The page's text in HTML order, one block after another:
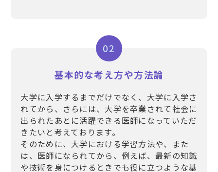
02
基本的な考え方や方法論
大学に入学するまでだけでなく、大学に入学さ
れてから、さらには、大学を卒業されて社会に
出られたあとに活躍できる医師になっていただ
きたいと考えております。
そのために、大学における学習方法や、また
は、医師になられてから、例えば、最新の知識
や技術を身につけるときでも役に立つような基